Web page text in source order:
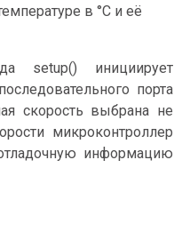
в °C и её
setup() инициирует
порта
скорость выбрана не
микроконтроллер
информацию